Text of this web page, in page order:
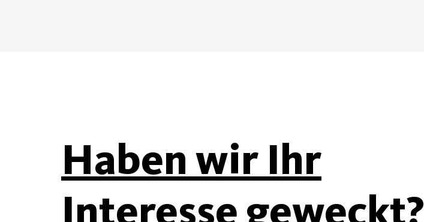
Haben wir Ihr
Interesse geweckt?